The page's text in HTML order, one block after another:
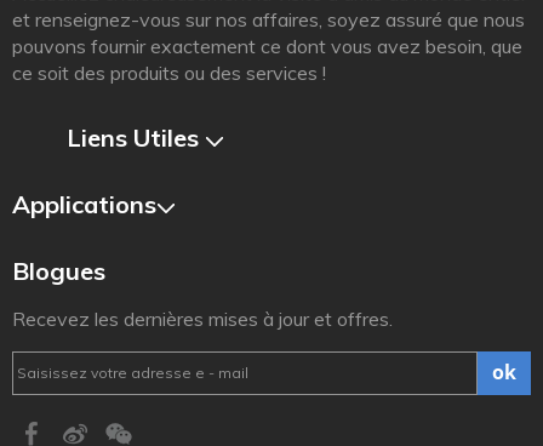
et renseignez-vous sur nos affaires, soyez assuré que nous
pouvons fournir exactement ce dont vous avez besoin, que
ce soit des produits ou des services !
Liens Utiles​​​​​​​
Applications
Blogues
Recevez les dernières mises à jour et offres.
ok